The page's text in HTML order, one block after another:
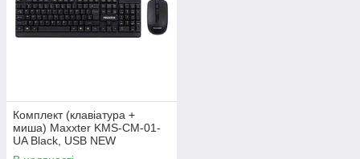
Комплект (клавіатура +
миша) Maxxter KMS-CM-01-
UA Black, USB NEW